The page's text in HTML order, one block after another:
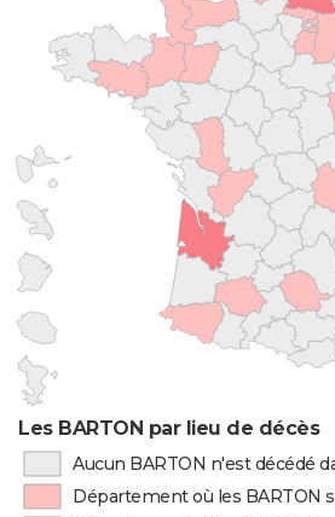
Les BARTON par lieu de décès
Aucun BARTON n'est décédé
Département où les BARTON